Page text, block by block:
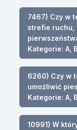
7467) Czy w
strefie ruchu,
Kategorie: A,
6260) Czy w
umożliwić
Kategorie: A,
10991) W